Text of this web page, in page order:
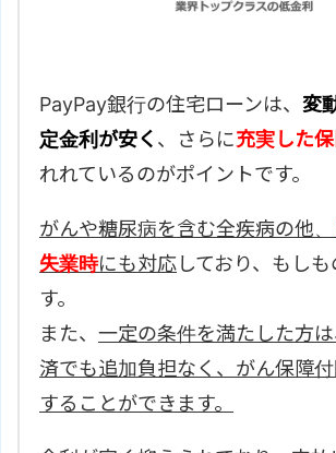
PayPay銀行の住宅ローンは、 変
定金利が安く 、さらに充実した
れれているのがポイントです。
がんや糖尿病を含む全疾病の他、
失業時にも対応しており、もし
す。
また、 一定の条件を満たした方
済でも追加負担なく、がん保障
することができます。